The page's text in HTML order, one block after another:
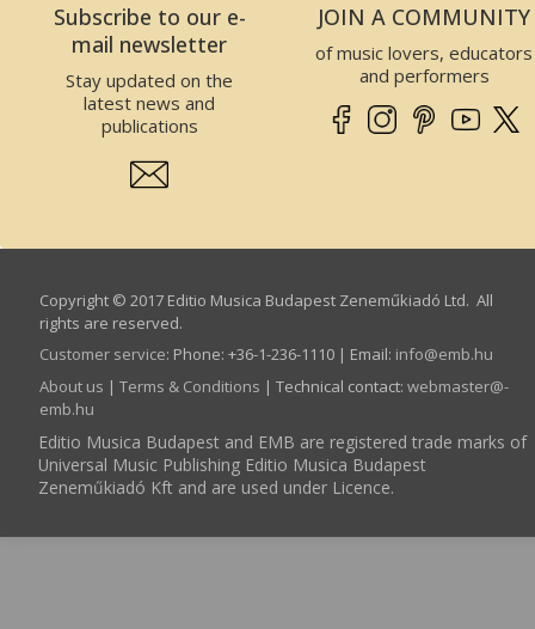
Subscribe to our e-
mail newsletter
Stay updated on the
latest news and
publications
JOIN A COMMUNITY
of music lovers, educators
and performers
Copyright © 2017 Editio Musica Budapest Zeneműkiadó Ltd. All
rights are reserved.
Customer service: Phone: +36-1-236-1110 | Email: info­@­emb.hu
About us | Terms & Conditions | Technical contact: webmaster­@­
emb.hu
Editio Musica Budapest and EMB are registered trade marks of
Universal Music Publishing Editio Musica Budapest
Zeneműkiadó Kft and are used under Licence.